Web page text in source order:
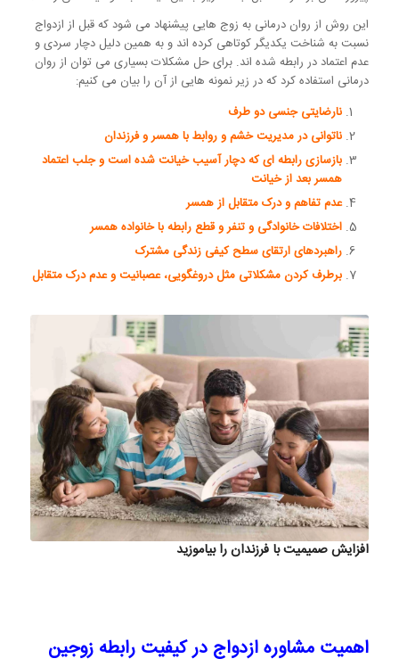
این روش از روان درمانی به زوج هایی پیشنهاد می شود که قبل از ازدواج
نسبت به شناخت یکدیگر کوتاهی کرده اند و به همین دلیل دچار سردی و
عدم اعتماد در رابطه شده اند. برای حل مشکلات بسیاری می توان از روان
درمانی استفاده کرد که در زیر نمونه هایی از آن را بیان می کنیم:
نارضایتی جنسی دو طرف
ناتوانی در مدیریت خشم و روابط با همسر و فرزندان
بازسازی رابطه ای که دچار آسیب خیانت شده است و جلب اعتماد
همسر بعد از خیانت
عدم تفاهم و درک متقابل از همسر
اختلافات خانوادگی و تنفر و قطع رابطه با خانواده همسر
راهبردهای ارتقای سطح کیفی زندگی مشترک
برطرف کردن مشکلاتی مثل دروغگویی، عصبانیت و عدم درک متقابل
افزایش صمیمیت با فرزندان را بیاموزید
اهمیت مشاوره ازدواج در کیفیت رابطه زوجین